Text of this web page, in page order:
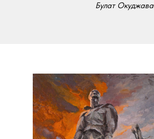
Булат Окуджава